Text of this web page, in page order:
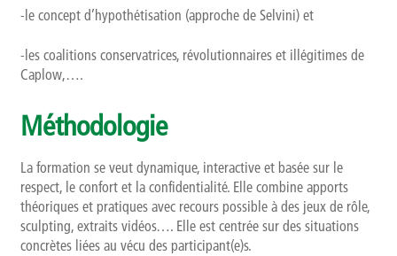
-le concept d’hypothétisation (approche de Selvini) et
-les coalitions conservatrices, révolutionnaires et illégitimes de
Caplow,….
Méthodologie
La formation se veut dynamique, interactive et basée sur le
respect, le confort et la confidentialité. Elle combine apports
théoriques et pratiques avec recours possible à des jeux de rôle,
sculpting, extraits vidéos…. Elle est centrée sur des situations
concrètes liées au vécu des participant(e)s.